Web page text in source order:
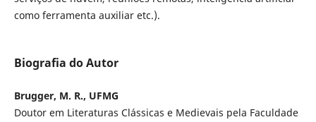
como ferramenta auxiliar etc.).
Biografia do Autor
Brugger, M. R., UFMG
Doutor em Literaturas Clássicas e Medievais pela Faculdade